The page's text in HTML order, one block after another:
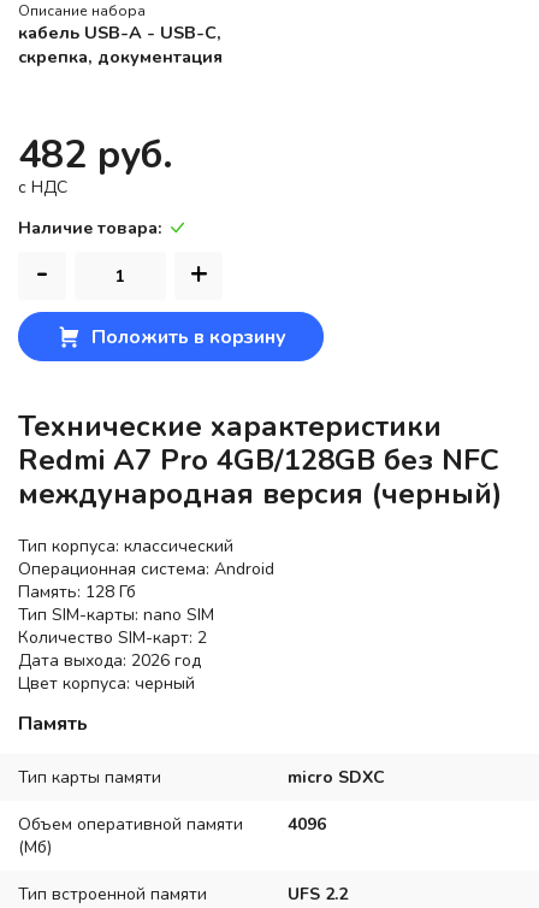
Описание набора
кабель USB-A - USB-C,
скрепка, документация
482 руб.
c НДС
Наличие товара:
- +
Положить в корзину
Технические характеристики
Redmi A7 Pro 4GB/128GB без NFC
международная версия (черный)
Тип корпуса: классический
Операционная система: Android
Память: 128 Гб
Тип SIM-карты: nano SIM
Количество SIM-карт: 2
Дата выхода: 2026 год
Цвет корпуса: черный
Память
Тип карты памяти micro SDXC
Объем оперативной памяти
(Мб)
4096
Тип встроенной памяти UFS 2.2